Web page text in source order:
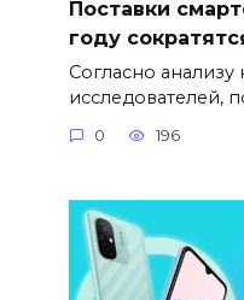
Поставки
году
Согласно анализу
исследователей,
0 196